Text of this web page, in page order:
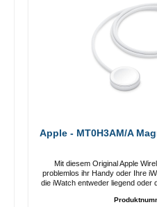
Apple - MT0H3AM/A
Mit diesem Original Apple Wireless
problemlos ihr Handy oder Ihre
die iWatch entweder liegend oder